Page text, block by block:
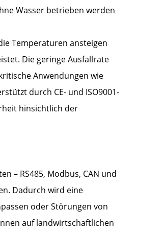
Wasser betrieben werden
Temperaturen ansteigen
Die geringe Ausfallrate
Anwendungen wie
durch CE- und ISO9001-
hinsichtlich der
– RS485, Modbus, CAN und
Dadurch wird eine
oder Störungen von
auf landwirtschaftlichen